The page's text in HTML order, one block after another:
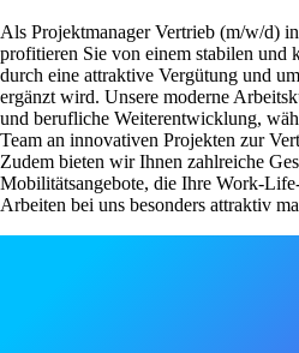
Als Projektmanager Vertrieb (m/w/d)
profitieren Sie von einem stabilen und
durch eine attraktive Vergütung und
ergänzt wird. Unsere moderne
und berufliche Weiterentwicklung,
Team an innovativen Projekten zur
Zudem bieten wir Ihnen zahlreiche
Mobilitätsangebote, die Ihre Work-
Arbeiten bei uns besonders attraktiv